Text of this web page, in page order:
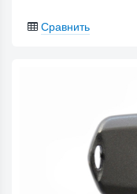
Сравнить